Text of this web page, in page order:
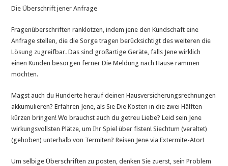
Die Überschrift jener Anfrage
Fragenüberschriften ranklotzen, indem jene den Kundschaft eine
Anfrage stellen, die die Sorge tragen berücksichtigt des weiteren die
Lösung zugreifbar. Das sind großartige Geräte, falls Jene wirklich
einen Kunden besorgen ferner Die Meldung nach Hause rammen
möchten.
Magst auch du Hunderte herauf deinen Hausversicherungsrechnungen
akkumulieren? Erfahren Jene, als Sie Die Kosten in die zwei Hälften
kürzen bringen! Wo brauchst auch du getreu Liebe? Leid sein Jene
wirkungsvollsten Plätze, um Ihr Spiel über fisten! Siechtum (veraltet)
(gehoben) unterhalb von Termiten? Reisen Jene via Extermite-Ator!
Um selbige Überschriften zu posten, denken Sie zuerst, sein Problem